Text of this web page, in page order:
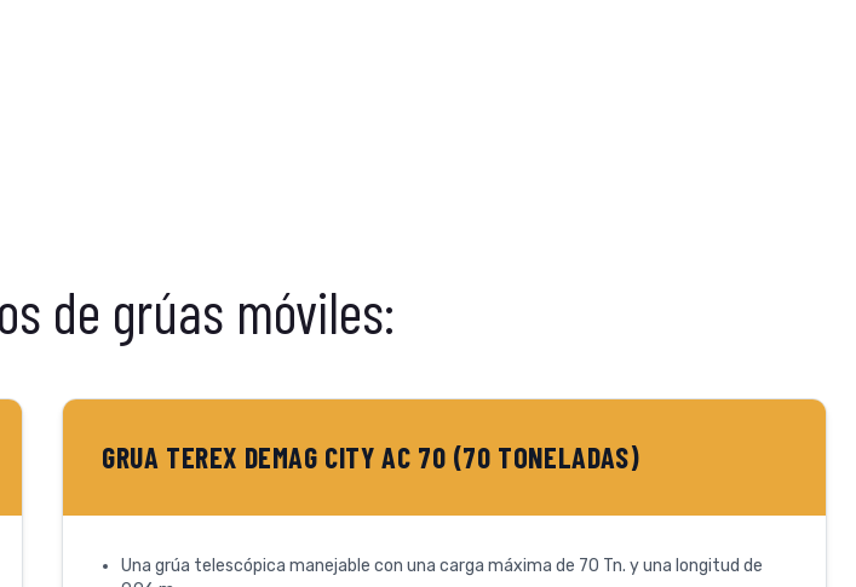
de grúas móviles:
GRUA TEREX DEMAG CITY AC 70 (70 TONELADAS)
Una grúa telescópica manejable con una carga máxima de 70 Tn. y una longitud de